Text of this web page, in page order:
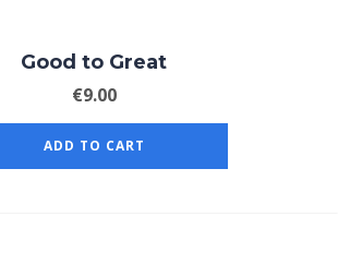
Good to Great
€9.00
ADD TO CART